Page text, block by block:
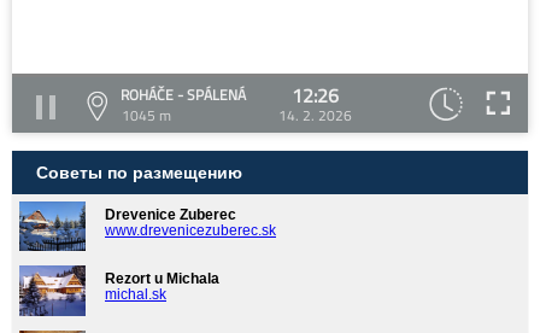
ROHÁČE - SPÁLENÁ
1045 m
12:26
14. 2. 2026
Советы по размещению
Drevenice Zuberec
www.drevenicezuberec.sk
Rezort u Michala
michal.sk